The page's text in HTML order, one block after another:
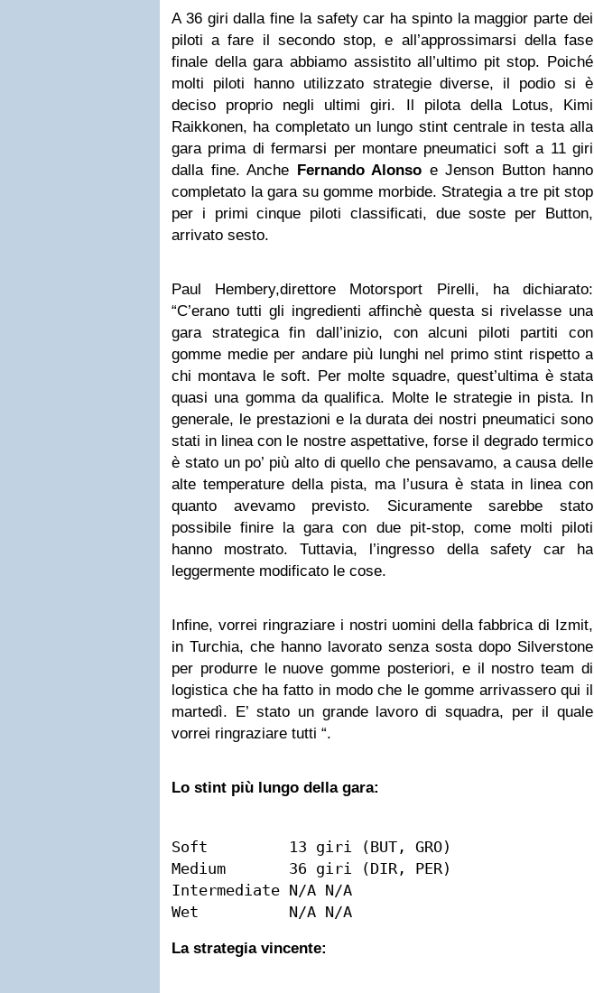
A 36 giri dalla fine la safety car ha spinto la maggior parte dei
piloti a fare il secondo stop, e all’approssimarsi della fase
finale della gara abbiamo assistito all’ultimo pit stop. Poiché
molti piloti hanno utilizzato strategie diverse, il podio si è
deciso proprio negli ultimi giri. Il pilota della Lotus, Kimi
Raikkonen, ha completato un lungo stint centrale in testa alla
gara prima di fermarsi per montare pneumatici soft a 11 giri
dalla fine. Anche Fernando Alonso e Jenson Button hanno
completato la gara su gomme morbide. Strategia a tre pit stop
per i primi cinque piloti classificati, due soste per Button,
arrivato sesto.
Paul Hembery,direttore Motorsport Pirelli, ha dichiarato:
“C’erano tutti gli ingredienti affinchè questa si rivelasse una
gara strategica fin dall’inizio, con alcuni piloti partiti con
gomme medie per andare più lunghi nel primo stint rispetto a
chi montava le soft. Per molte squadre, quest’ultima è stata
quasi una gomma da qualifica. Molte le strategie in pista. In
generale, le prestazioni e la durata dei nostri pneumatici sono
stati in linea con le nostre aspettative, forse il degrado termico
è stato un po’ più alto di quello che pensavamo, a causa delle
alte temperature della pista, ma l’usura è stata in linea con
quanto avevamo previsto. Sicuramente sarebbe stato
possibile finire la gara con due pit-stop, come molti piloti
hanno mostrato. Tuttavia, l’ingresso della safety car ha
leggermente modificato le cose.
Infine, vorrei ringraziare i nostri uomini della fabbrica di Izmit,
in Turchia, che hanno lavorato senza sosta dopo Silverstone
per produrre le nuove gomme posteriori, e il nostro team di
logistica che ha fatto in modo che le gomme arrivassero qui il
martedì. E’ stato un grande lavoro di squadra, per il quale
vorrei ringraziare tutti “.
Lo stint più lungo della gara:
Soft         13 giri (BUT, GRO)
Medium       36 giri (DIR, PER)
Intermediate N/A N/A
Wet          N/A N/A
La strategia vincente: